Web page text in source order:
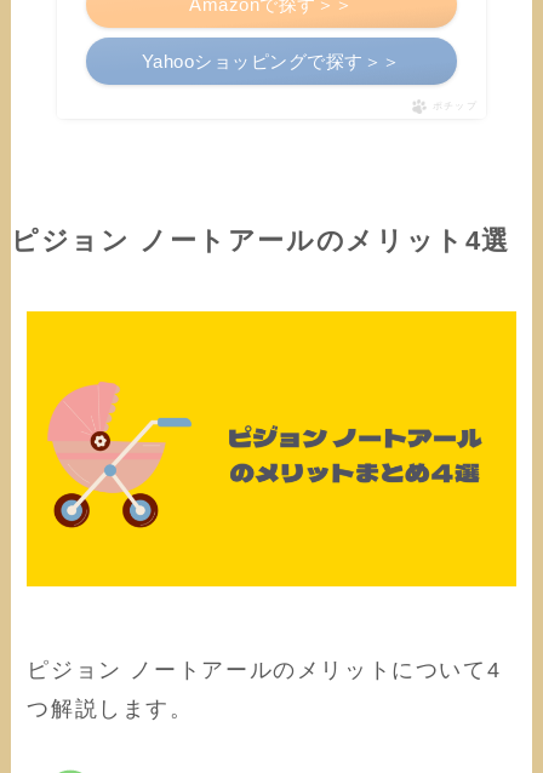
Yahooショッピングで探す＞＞
ポチップ
ピジョン ノートアールのメリット4選
ピジョン ノートアールのメリットについて4
つ解説します。